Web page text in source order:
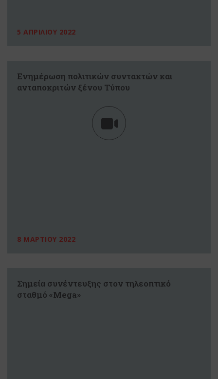
5 ΑΠΡΙΛΙΟΥ 2022
Ενημέρωση πολιτικών συντακτών και
ανταποκριτών ξένου Τύπου
8 ΜΑΡΤΙΟΥ 2022
Σημεία συνέντευξης στον τηλεοπτικό
σταθμό «Mega»